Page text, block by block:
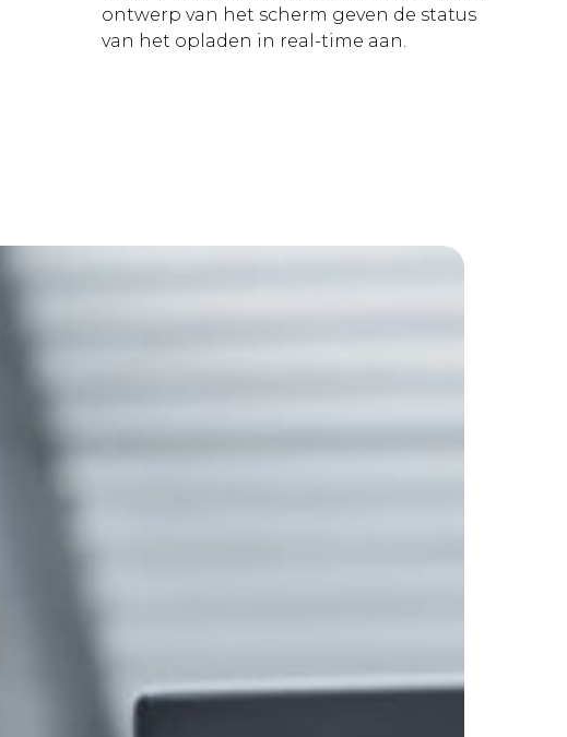
ontwerp van het scherm geven de status
van het opladen in real-time aan.